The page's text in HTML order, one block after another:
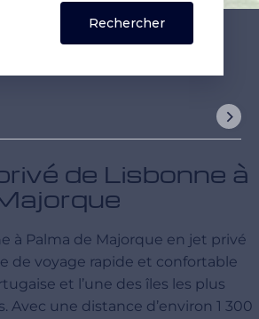
de Lisbonne à
à Palma de Majorque en jet privé
de voyage rapide et confortable
et l’une des îles les plus
Avec une distance d’environ 1 300